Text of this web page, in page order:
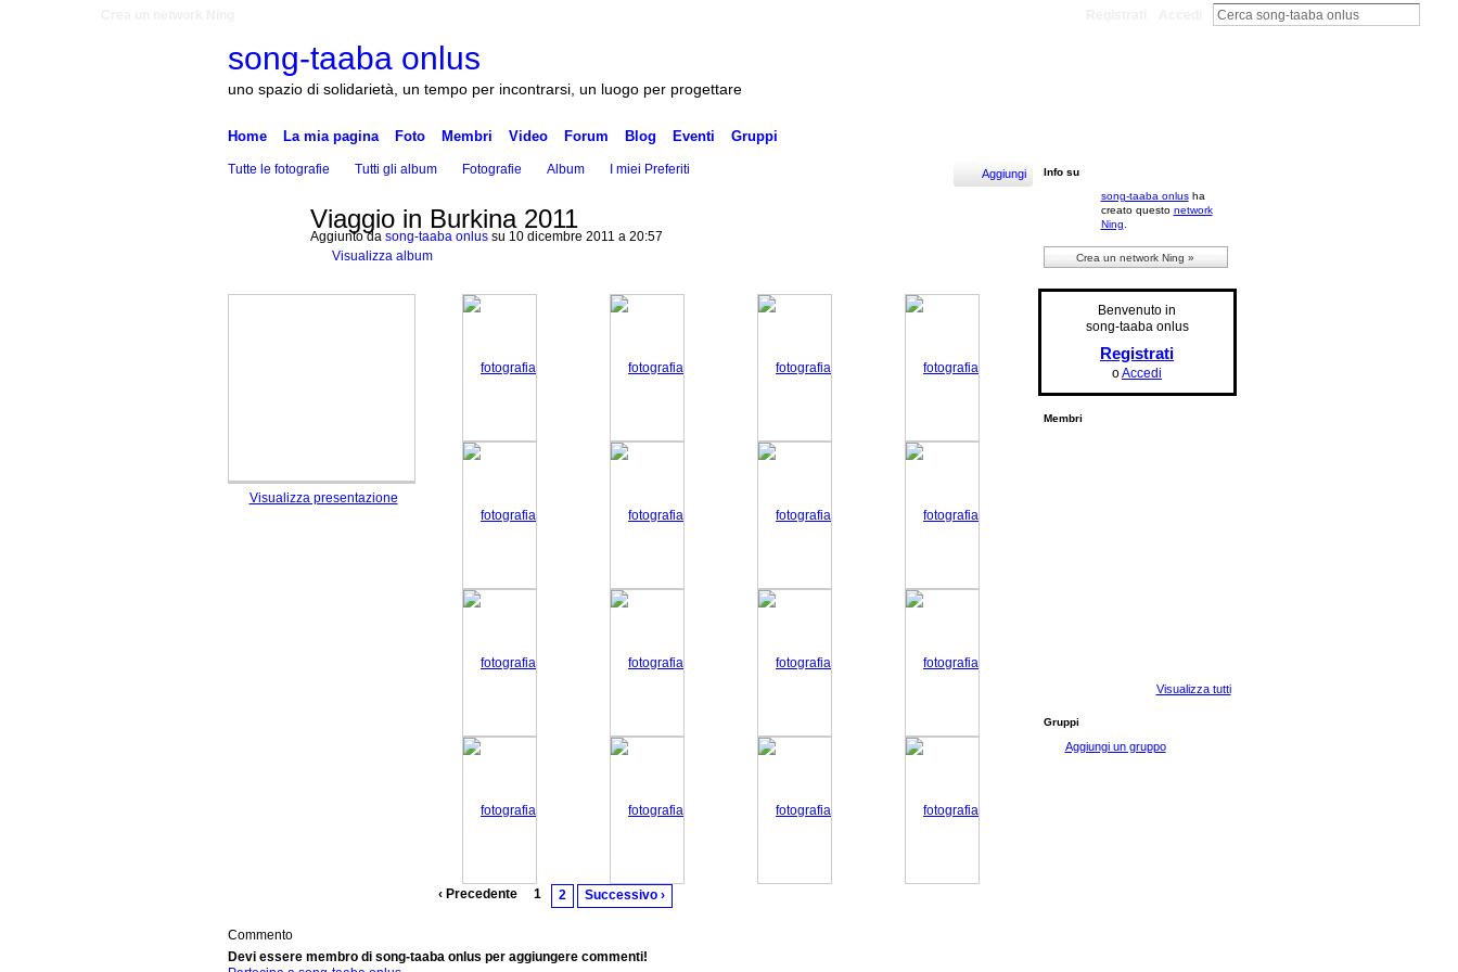
song-taaba onlus
uno spazio di solidarietà, un tempo per incontrarsi, un luogo per progettare
Home La mia pagina Foto Membri Video Forum Blog Eventi Gruppi
Tutte le fotografie Tutti gli album Fotografie Album I miei Preferiti Aggiungi
Viaggio in Burkina 2011
Aggiunto da song-taaba onlussu 10 dicembre 2011 a 20:57
Visualizza album
Visualizza presentazione
‹ Precedente 1 2 Successivo ›
Commento
Devi essere membro di song-taaba onlus per aggiungere commenti!
Info su
song-taaba onlusha
creato questo network
Ning
Crea un network Ning »
Benvenuto in
song-taaba onlus
Registrati
oAccedi
Membri
Visualizza tutti
Gruppi
Aggiungi un gruppo